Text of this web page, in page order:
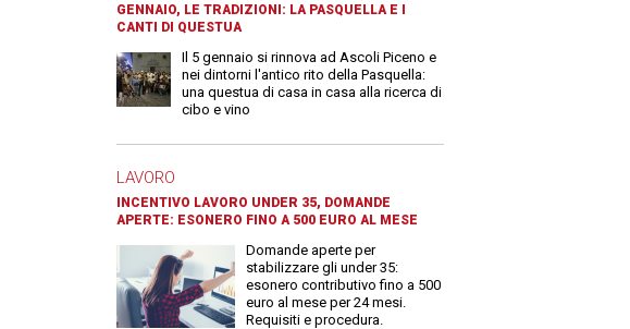
GENNAIO, LE TRADIZIONI: LA PASQUELLA E I
CANTI DI QUESTUA
Il 5 gennaio si rinnova ad Ascoli Piceno e
nei dintorni l'antico rito della Pasquella:
una questua di casa in casa alla ricerca di
cibo e vino
LAVORO
INCENTIVO LAVORO UNDER 35, DOMANDE
APERTE: ESONERO FINO A 500 EURO AL MESE
Domande aperte per
stabilizzare gli under 35:
esonero contributivo fino a 500
euro al mese per 24 mesi.
Requisiti e procedura.